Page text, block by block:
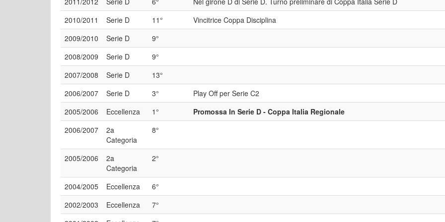
2010/2011
Serie D 11°
Vincitrice Coppa Disciplina
2009/2010
Serie D
9°
2008/2009
Serie D
9°
2007/2008
Serie D
13°
2006/2007
Serie D 3°
Play Off per Serie C2
2005/2006
Eccellenza 1°
Promossa In Serie D - Coppa Italia Regionale
2006/2007
2a
Categoria
8°
2005/2006
2a
Categoria
2°
2004/2005 Eccellenza
6°
2002/2003
Eccellenza
7°
https://www.eversrl.it - +39